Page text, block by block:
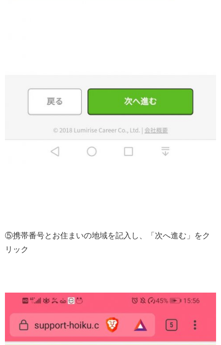
⑤携帯番号とお住まいの地域を記入し、「次へ進む」をク
リック